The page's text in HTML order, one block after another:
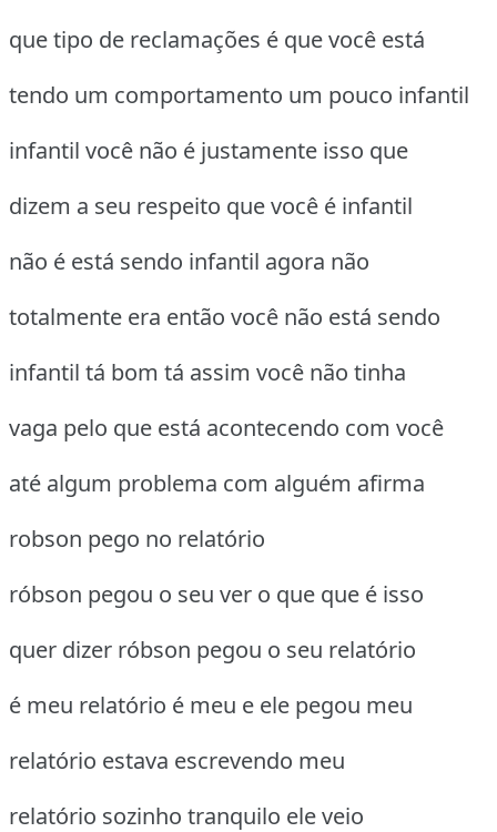
que tipo de reclamações é que você está
tendo um comportamento um pouco infantil
infantil você não é justamente isso que
dizem a seu respeito que você é infantil
não é está sendo infantil agora não
totalmente era então você não está sendo
infantil tá bom tá assim você não tinha
vaga pelo que está acontecendo com você
até algum problema com alguém afirma
robson pego no relatório
róbson pegou o seu ver o que que é isso
quer dizer róbson pegou o seu relatório
é meu relatório é meu e ele pegou meu
relatório estava escrevendo meu
relatório sozinho tranquilo ele veio